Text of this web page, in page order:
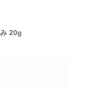
20g